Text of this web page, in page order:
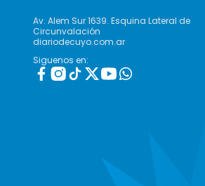
Av. Alem Sur 1639. Esquina Lateral de
Circunvalación
diariodecuyo.com.ar
Siguenos en: